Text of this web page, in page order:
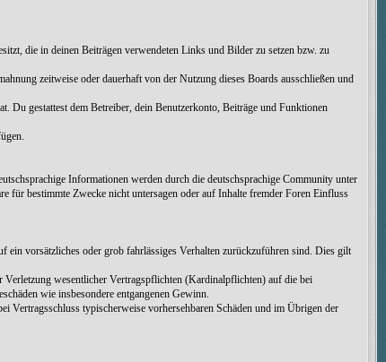
die in deinen Beiträgen verwendeten Links und Bilder zu setzen bzw. zu
zeitweise oder dauerhaft von der Nutzung dieses Boards ausschließen und
Du gestattest dem Betreiber, dein Benutzerkonto, Beiträge und Funktionen
Informationen werden durch die deutschsprachige Community unter
für bestimmte Zwecke nicht untersagen oder auf Inhalte fremder Foren Einfluss
vorsätzliches oder grob fahrlässiges Verhalten zurückzuführen sind. Dies gilt
Verletzung wesentlicher Vertragspflichten (Kardinalpflichten) auf die bei
wie insbesondere entgangenen Gewinn.
Vertragsschluss typischerweise vorhersehbaren Schäden und im Übrigen der